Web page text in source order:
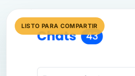
LISTO PARA COMPARTIR